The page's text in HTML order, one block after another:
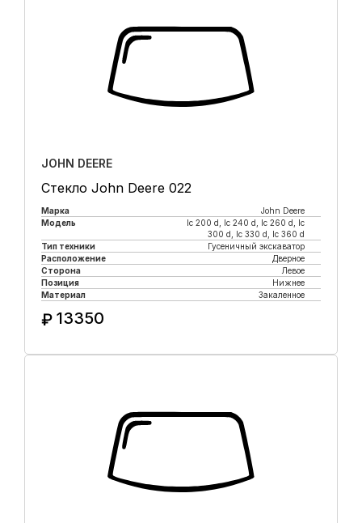
JOHN DEERE
Стекло John Deere 022
Марка
John Deere
Модель
lc 200 d, lc 240 d, lc 260 d, lc
300 d, lc 330 d, lc 360 d
Тип техники
Гусеничный экскаватор
Расположение
Дверное
Сторона
Левое
Позиция
Нижнее
Материал
Закаленное
₽ 13350